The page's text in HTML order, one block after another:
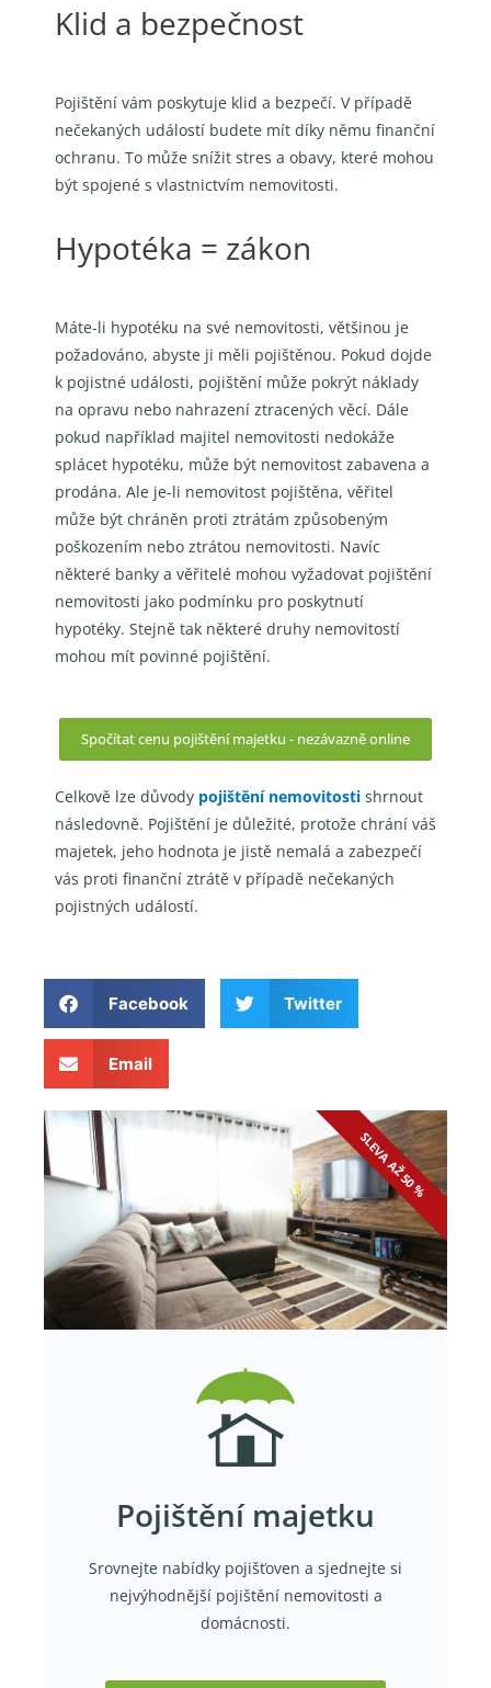
Klid a bezpečnost
Pojištění vám poskytuje klid a bezpečí. V případě
nečekaných událostí budete mít díky němu finanční
ochranu. To může snížit stres a obavy, které mohou
být spojené s vlastnictvím nemovitosti.
Hypotéka = zákon
Máte-li hypotéku na své nemovitosti, většinou je
požadováno, abyste ji měli pojištěnou. Pokud dojde
k pojistné události, pojištění může pokrýt náklady
na opravu nebo nahrazení ztracených věcí. Dále
pokud například majitel nemovitosti nedokáže
splácet hypotéku, může být nemovitost zabavena a
prodána. Ale je-li nemovitost pojištěna, věřitel
může být chráněn proti ztrátám způsobeným
poškozením nebo ztrátou nemovitosti. Navíc
některé banky a věřitelé mohou vyžadovat pojištění
nemovitosti jako podmínku pro poskytnutí
hypotéky. Stejně tak některé druhy nemovitostí
mohou mít povinné pojištění.
Spočítat cenu pojištění majetku - nezávazně online
Celkově lze důvody pojištění nemovitosti shrnout
následovně. Pojištění je důležité, protože chrání váš
majetek, jeho hodnota je jistě nemalá a zabezpečí
vás proti finanční ztrátě v případě nečekaných
pojistných událostí.
Facebook Twitter
Email
Pojištění majetku
Srovnejte nabídky pojišťoven a sjednejte si
nejvýhodnější pojištění nemovitosti a
domácnosti.
SLEVA AŽ 50 %